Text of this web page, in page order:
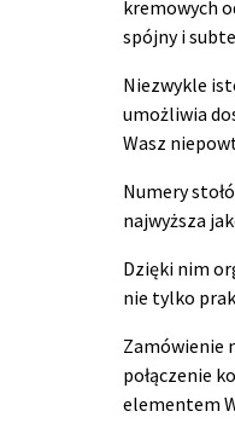
kremowych
spójny i
Niezwykle
umożliwia
Wasz
Numery
najwyższa
Dzięki nim
nie tylko
Zamówienie
połączenie
elementem